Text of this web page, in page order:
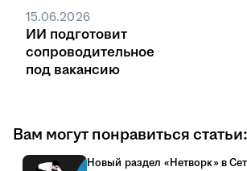
15.06.2026
ИИ подготовит
сопроводительное
под вакансию
Вам могут понравиться статьи:
Новый раздел «Нетворк» в